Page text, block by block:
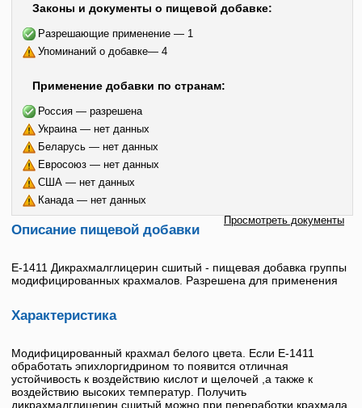
Законы и документы о пищевой добавке:
Разрешающие применение — 1
Упоминаний о добавке— 4
Применение добавки по странам:
Россия — разрешена
Украина — нет данных
Беларусь — нет данных
Евросоюз — нет данных
США — нет данных
Канада — нет данных
Просмотреть документы
Описание пищевой добавки
E-1411 Дикрахмалглицерин сшитый - пищевая добавка группы
модифицированных крахмалов. Разрешена для применения
Характеристика
Модифицированный крахмал белого цвета. Если Е-1411
обработать эпихлоргидрином то появится отличная
устойчивость к воздействию кислот и щелочей ,а также к
воздействию высоких температур. Получить
дикрахмалглицерин сшитый можно при переработки крахмала